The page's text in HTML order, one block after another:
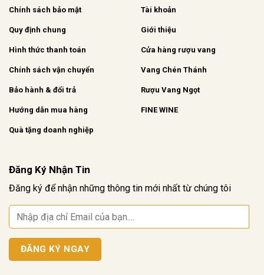
Chính sách bảo mật
Quy định chung
Hình thức thanh toán
Chính sách vận chuyển
Bảo hành & đổi trả
Hướng dẫn mua hàng
Quà tặng doanh nghiệp
Tài khoản
Giới thiệu
Cửa hàng rượu vang
Vang Chén Thánh
Rượu Vang Ngọt
FINE WINE
Đăng Ký Nhận Tin
Đăng ký để nhận những thông tin mới nhất từ chúng tôi